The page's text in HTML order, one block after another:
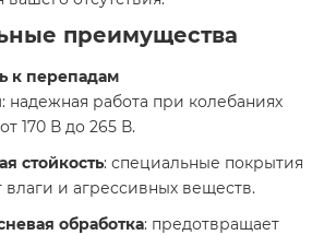
преимущества
к перепадам
: надежная работа при колебаниях
170 В до 265 В.​
стойкость: специальные покрытия
и агрессивных веществ.​
обработка: предотвращает